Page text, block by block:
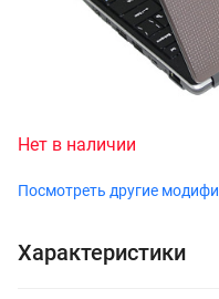
Нет в наличии
Посмотреть другие
Характеристики